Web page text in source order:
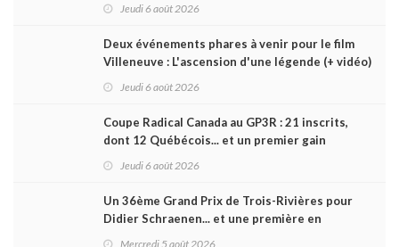
Jeudi 6 août 2026
Deux événements phares à venir pour le film
Villeneuve : L'ascension d'une légende (+ vidéo)
Jeudi 6 août 2026
Coupe Radical Canada au GP3R : 21 inscrits,
dont 12 Québécois... et un premier gain
Jeudi 6 août 2026
Un 36ème Grand Prix de Trois-Rivières pour
Didier Schraenen... et une première en
Mercredi 5 août 2026